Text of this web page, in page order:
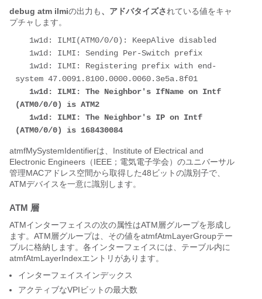
debug atm ilmiの出力も、アドバタイズされている値をキャ
プチャします。
system 47.0091.8100.0000.0060.3e5a.8f01
1w1d: ILMI: The Neighbor's IfName on Intf
(ATM0/0/0) is ATM2
(ATM0/0/0) is 168430084
atmfMySystemIdentifierは、Institute of Electrical and
Electronic Engineers（IEEE；電気電子学会）のユニバーサル
管理MACアドレス空間から取得した48ビットの識別子で、
ATMデバイスを一意に識別します。
ATM 層
ATMインターフェイスの次の属性はATM層グループを形成し
ます。ATM層グループは、その値をatmfAtmLayerGroupテー
ブルに格納します。各インターフェイスには、テーブル内に
atmfAtmLayerIndexエントリがあります。
インターフェイスインデックス
アクティブなVPIビットの最大数